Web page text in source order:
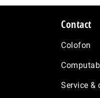
Contact
Colofon
Service &